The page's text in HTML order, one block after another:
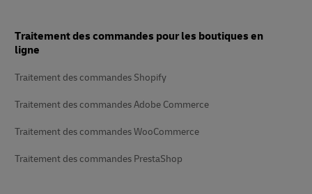
page
Traitement des commandes pour les boutiques en
ligne
Traitement des commandes Shopify
Traitement des commandes Adobe Commerce
Traitement des commandes WooCommerce
Traitement des commandes PrestaShop